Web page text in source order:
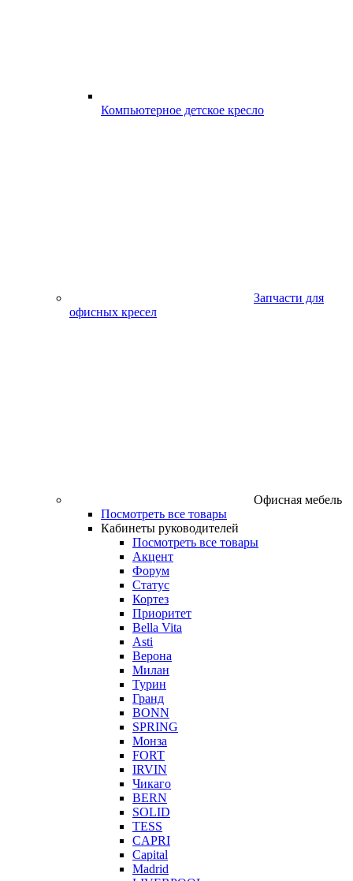
Компьютерное детское кресло
Запчасти для
офисных кресел
Офисная мебель
Посмотреть все товары
Кабинеты руководителей
Посмотреть все товары
Акцент
Форум
Статус
Кортез
Приоритет
Bella Vita
Asti
Верона
Милан
Турин
Гранд
BONN
SPRING
Монза
FORT
IRVIN
Чикаго
BERN
SOLID
TESS
CAPRI
Capital
Madrid